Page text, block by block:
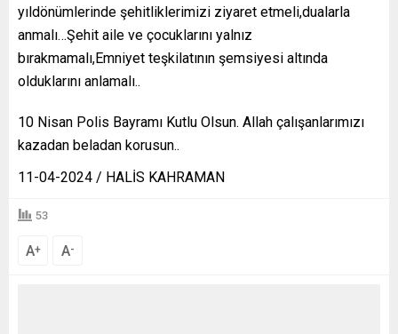
yıldönümlerinde şehitliklerimizi ziyaret etmeli,dualarla
anmalı…Şehit aile ve çocuklarını yalnız
bırakmamalı,Emniyet teşkilatının şemsiyesi altında
olduklarını anlamalı..
10 Nisan Polis Bayramı Kutlu Olsun. Allah çalışanlarımızı
kazadan beladan korusun..
11-04-2024 / HALİS KAHRAMAN
53
A+ A-